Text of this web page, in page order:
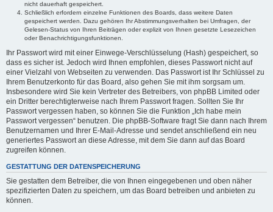
nicht dauerhaft gespeichert.
Schließlich erfordern einzelne Funktionen des Boards, dass weitere Daten
gespeichert werden. Dazu gehören Ihr Abstimmungsverhalten bei Umfragen, der
Gelesen-Status von Ihren Beiträgen oder explizit von Ihnen gesetzte Lesezeichen
oder Benachrichtigungsfunktionen.
Ihr Passwort wird mit einer Einwege-Verschlüsselung (Hash) gespeichert, so
dass es sicher ist. Jedoch wird Ihnen empfohlen, dieses Passwort nicht auf
einer Vielzahl von Webseiten zu verwenden. Das Passwort ist Ihr Schlüssel zu
Ihrem Benutzerkonto für das Board, also gehen Sie mit ihm sorgsam um.
Insbesondere wird Sie kein Vertreter des Betreibers, von phpBB Limited oder
ein Dritter berechtigterweise nach Ihrem Passwort fragen. Sollten Sie Ihr
Passwort vergessen haben, so können Sie die Funktion „Ich habe mein
Passwort vergessen“ benutzen. Die phpBB-Software fragt Sie dann nach Ihrem
Benutzernamen und Ihrer E-Mail-Adresse und sendet anschließend ein neu
generiertes Passwort an diese Adresse, mit dem Sie dann auf das Board
zugreifen können.
GESTATTUNG DER DATENSPEICHERUNG
Sie gestatten dem Betreiber, die von Ihnen eingegebenen und oben näher
spezifizierten Daten zu speichern, um das Board betreiben und anbieten zu
können.